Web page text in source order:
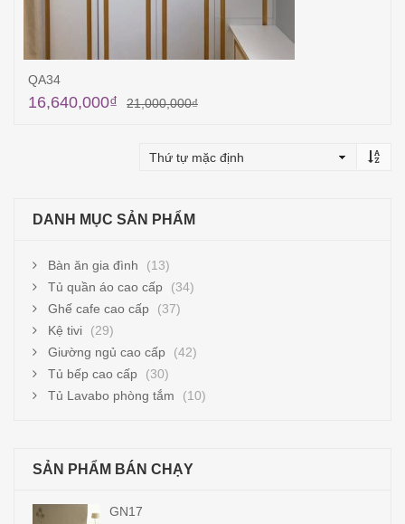
QA34
21,000,000₫
16,640,000₫
DANH MỤC SẢN PHẨM
Bàn ăn gia đình
(13)
Tủ quần áo cao cấp
(34)
Ghế cafe cao cấp
(37)
Kệ tivi
(29)
Giường ngủ cao cấp
(42)
Tủ bếp cao cấp
(30)
Tủ Lavabo phòng tắm
(10)
SẢN PHẨM BÁN CHẠY
GN43